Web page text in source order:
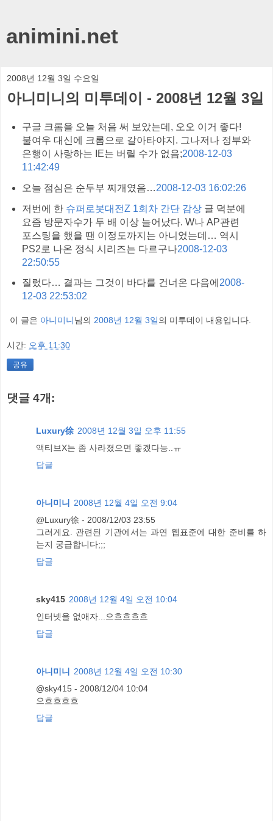
animini.net
2008년 12월 3일 수요일
아니미니의 미투데이 - 2008년 12월 3일
구글 크롬을 오늘 처음 써 보았는데, 오오 이거 좋다!
불여우 대신에 크롬으로 갈아타야지. 그나저나 정부와
은행이 사랑하는 IE는 버릴 수가 없음;2008-12-03
11:42:49
오늘 점심은 순두부 찌개였음…2008-12-03 16:02:26
저번에 한 슈퍼로봇대전Z 1회차 간단 감상글 덕분에
요즘 방문자수가 두 배 이상 늘어났다. W나 AP관련
포스팅을 했을 땐 이정도까지는 아니었는데… 역시
PS2로 나온 정식 시리즈는 다르구나2008-12-03
22:50:55
질렀다… 결과는 그것이 바다를 건너온 다음에 2008-
12-03 22:53:02
이 글은 아니미니님의 2008년 12월 3일의 미투데이 내용입니다.
시간: 오후 11:30
공유
댓글 4개:
Luxury徐 2008년 12월 3일 오후 11:55
액티브X는 좀 사라졌으면 좋겠다능..ㅠ
답글
아니미니
2008년 12월 4일 오전 9:04
@Luxury徐 - 2008/12/03 23:55
그러게요. 관련된 기관에서는 과연 웹표준에 대한 준비를 하
는지 궁급합니다;;;
답글
sky415 2008년 12월 4일 오전 10:04
인터넷을 없애자...으흐흐흐흐
답글
아니미니
2008년 12월 4일 오전 10:30
@sky415 - 2008/12/04 10:04
으흐흐흐흐
답글